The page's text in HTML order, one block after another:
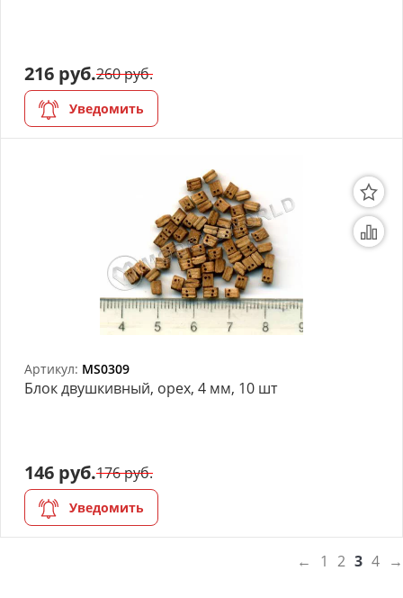
216 руб.260 руб.
Уведомить
Артикул: MS0309
Блок двушкивный, орех, 4 мм, 10 шт
146 руб.176 руб.
Уведомить
← 1 2 3 4 →